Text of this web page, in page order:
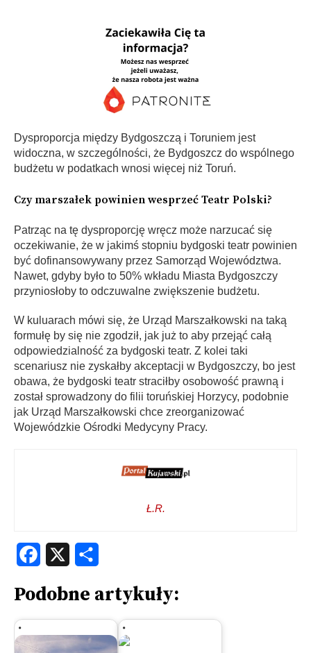
Dysproporcja między Bydgoszczą i Toruniem jest
widoczna, w szczególności, że Bydgoszcz do wspólnego
budżetu w podatkach wnosi więcej niż Toruń.
Czy marszałek powinien wesprzeć Teatr Polski?
Patrząc na tę dysproporcję wręcz może narzucać się
oczekiwanie, że w jakimś stopniu bydgoski teatr powinien
być dofinansowywany przez Samorząd Województwa.
Nawet, gdyby było to 50% wkładu Miasta Bydgoszczy
przyniosłoby to odczuwalne zwiększenie budżetu.
W kuluarach mówi się, że Urząd Marszałkowski na taką
formułę by się nie zgodził, jak już to aby przejąć całą
odpowiedzialność za bydgoski teatr. Z kolei taki
scenariusz nie zyskałby akceptacji w Bydgoszczy, bo jest
obawa, że bydgoski teatr straciłby osobowość prawną i
został sprowadzony do filii toruńskiej Horzycy, podobnie
jak Urząd Marszałkowski chce zreorganizować
Wojewódzkie Ośrodki Medycyny Pracy.
Ł.R.
Facebook
Podobne artykuły: